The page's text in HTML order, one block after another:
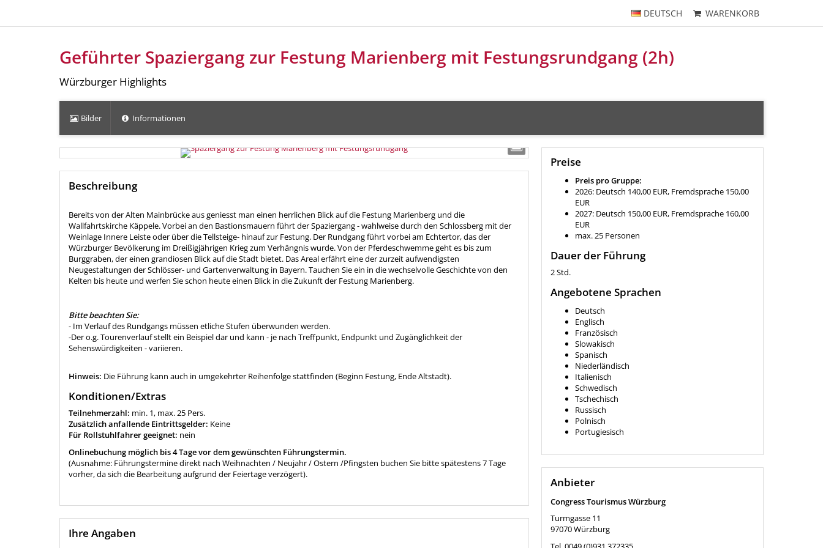
DEUTSCH WARENKORB
Geführter Spaziergang zur Festung Marienberg mit Festungsrundgang (2h)
Würzburger Highlights
Bilder Informationen
Beschreibung
Bereits von der Alten Mainbrücke aus geniesst man einen herrlichen Blick auf die Festung Marienberg und die
Wallfahrtskirche Käppele. Vorbei an den Bastionsmauern führt der Spaziergang - wahlweise durch den Schlossberg mit der
Weinlage Innere Leiste oder über die Tellsteige- hinauf zur Festung. Der Rundgang führt vorbei am Echtertor, das der
Würzburger Bevölkerung im Dreißigjährigen Krieg zum Verhängnis wurde. Von der Pferdeschwemme geht es bis zum
Burggraben, der einen grandiosen Blick auf die Stadt bietet. Das Areal erfährt eine der zurzeit aufwendigsten
Neugestaltungen der Schlösser- und Gartenverwaltung in Bayern. Tauchen Sie ein in die wechselvolle Geschichte von den
Kelten bis heute und werfen Sie schon heute einen Blick in die Zukunft der Festung Marienberg.
Bitte beachten Sie:
- Im Verlauf des Rundgangs müssen etliche Stufen überwunden werden.
-Der o.g. Tourenverlauf stellt ein Beispiel dar und kann - je nach Treffpunkt, Endpunkt und Zugänglichkeit der
Sehenswürdigkeiten - variieren.
Hinweis: Die Führung kann auch in umgekehrter Reihenfolge stattfinden (Beginn Festung, Ende Altstadt).
Konditionen/Extras
Teilnehmerzahl: min. 1, max. 25 Pers.
Zusätzlich anfallende Eintrittsgelder: Keine
Für Rollstuhlfahrer geeignet: nein
Onlinebuchung möglich bis 4 Tage vor dem gewünschten Führungstermin.
(Ausnahme: Führungstermine direkt nach Weihnachten / Neujahr / Ostern /Pfingsten buchen Sie bitte spätestens 7 Tage
vorher, da sich die Bearbeitung aufgrund der Feiertage verzögert).
Ihre Angaben
Preise
Preis pro Gruppe:
2026: Deutsch 140,00 EUR, Fremdsprache 150,00
EUR
2027: Deutsch 150,00 EUR, Fremdsprache 160,00
EUR
max. 25 Personen
Dauer der Führung
2 Std.
Angebotene Sprachen
Deutsch
Englisch
Französisch
Slowakisch
Spanisch
Niederländisch
Italienisch
Schwedisch
Tschechisch
Russisch
Polnisch
Portugiesisch
Anbieter
Congress Tourismus Würzburg
Turmgasse 11
97070Würzburg